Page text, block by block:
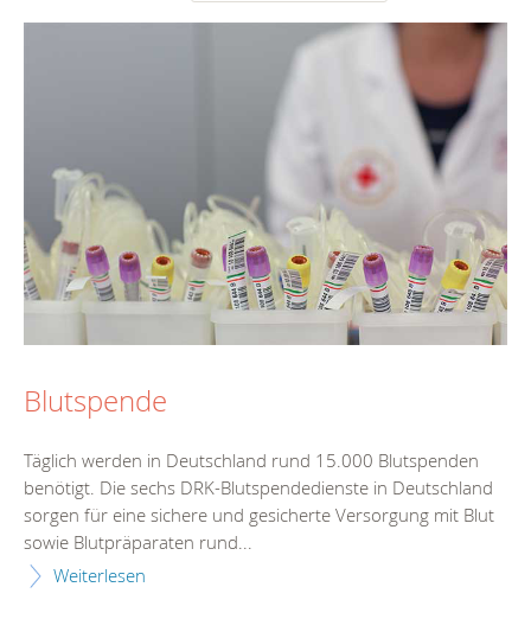
Blutspende
Täglich werden in Deutschland rund 15.000 Blutspenden
benötigt. Die sechs DRK-Blutspendedienste in Deutschland
sorgen für eine sichere und gesicherte Versorgung mit Blut
sowie Blutpräparaten rund...
Weiterlesen